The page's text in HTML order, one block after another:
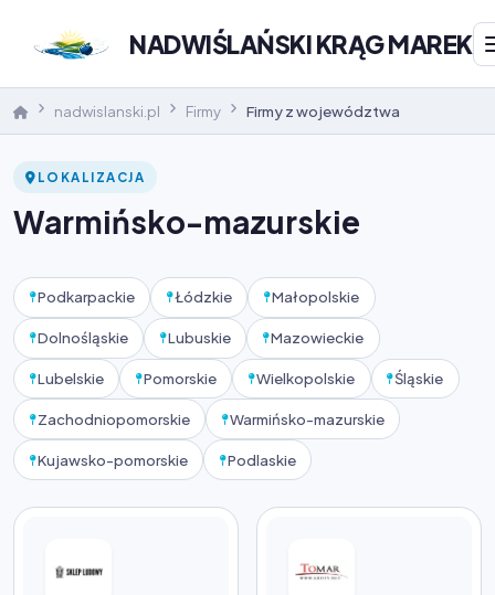
NADWIŚLAŃSKI KRĄG MAREK
nadwislanski.pl Firmy Firmy z województwa
LOKALIZACJA
Warmińsko-mazurskie
Podkarpackie Łódzkie Małopolskie
Dolnośląskie Lubuskie Mazowieckie
Lubelskie Pomorskie Wielkopolskie Śląskie
Zachodniopomorskie Warmińsko-mazurskie
Kujawsko-pomorskie Podlaskie